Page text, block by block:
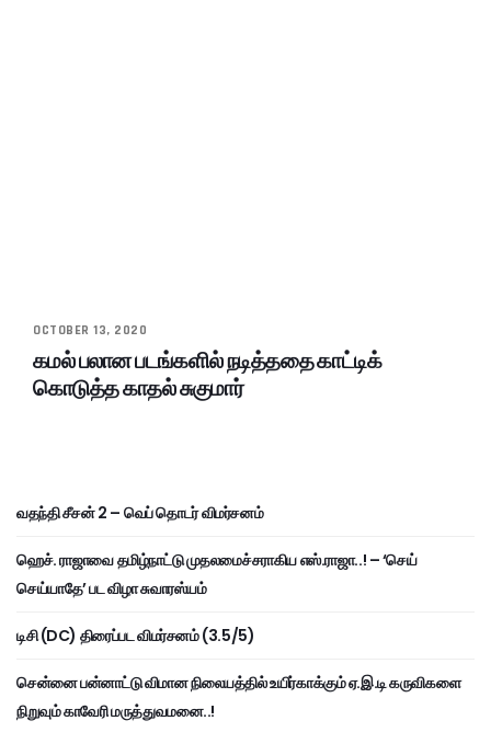
OCTOBER 13, 2020
கமல் பலான படங்களில் நடித்ததை காட்டிக்
கொடுத்த காதல் சுகுமார்
வதந்தி சீசன் 2 – வெப் தொடர் விமர்சனம்
ஹெச். ராஜாவை தமிழ்நாட்டு முதலமைச்சராகிய எஸ்.ராஜா..! – ‘செய்
செய்யாதே’ பட விழா சுவாரஸ்யம்
டிசி (DC) திரைப்பட விமர்சனம் (3.5/5)
சென்னை பன்னாட்டு விமான நிலையத்தில் உயிர்காக்கும் ஏ.இ.டி கருவிகளை
நிறுவும் காவேரி மருத்துவமனை..!